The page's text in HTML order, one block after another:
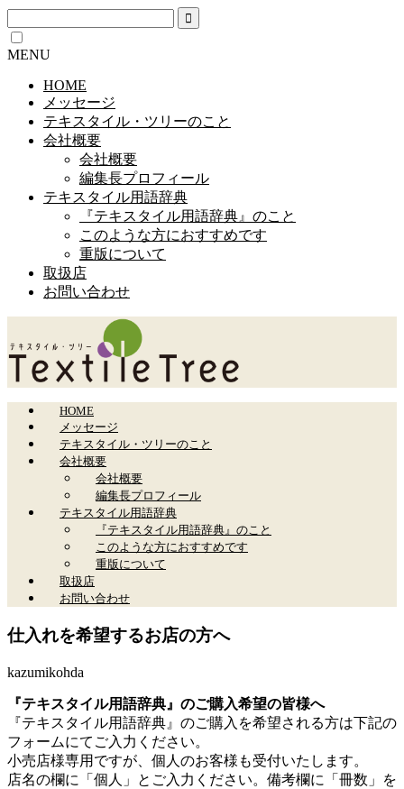
MENU
HOME
メッセージ
テキスタイル・ツリーのこと
会社概要
会社概要
編集長プロフィール
テキスタイル用語辞典
『テキスタイル用語辞典』のこと
このような方におすすめです
重版について
取扱店
お問い合わせ
HOME
メッセージ
テキスタイル・ツリーのこと
会社概要
会社概要
編集長プロフィール
テキスタイル用語辞典
『テキスタイル用語辞典』のこと
このような方におすすめです
重版について
取扱店
お問い合わせ
仕入れを希望するお店の方へ
kazumikohda
『テキスタイル用語辞典』のご購入希望の皆様へ
『テキスタイル用語辞典』のご購入を希望される方は下記の
フォームにてご入力ください。
小売店様専用ですが、個人のお客様も受付いたします。
店名の欄に「個人」とご入力ください。備考欄に「冊数」を